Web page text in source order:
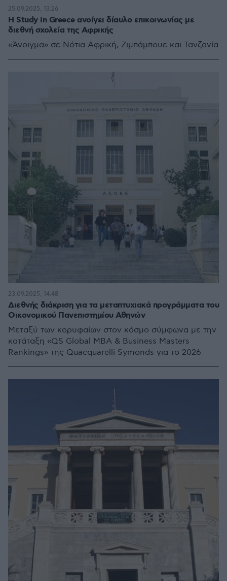
Η Study in Greece ανοίγει δίαυλο επικοινωνίας με
διεθνή σχολεία της Αφρικής
«Άνοιγμα» σε Νότια Αφρική, Ζιμπάμπουε και Τανζανία
25.09.2025, 13:26
Διεθνής διάκριση για τα μεταπτυχιακά προγράμματα του
Οικονομικού Πανεπιστημίου Αθηνών
Μεταξύ των κορυφαίων στον κόσμο σύμφωνα με την
κατάταξη «QS Global MBA & Business Masters
Rankings» της Quacquarelli Symonds για το 2026
23.09.2025, 14:48